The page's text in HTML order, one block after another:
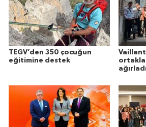
TEGV’den 350 çocuğun
eğitimine destek
Vaillant